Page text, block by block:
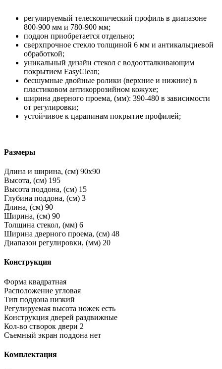
регулируемый телескопический профиль в диапазоне
800-900 мм и 780-900 мм;
поддон приобретается отдельно;
сверхпрочное стекло толщиной 6 мм и антикальциевой
обработкой;
уникальный дизайн стекол с водоотталкивающим
покрытием EasyClean;
бесшумные двойные ролики (верхние и нижние) в
пластиковом антикоррозийном кожухе;
ширина дверного проема, (мм): 390-480 в зависимости
от регулировки;
устойчивое к царапинам покрытие профилей;
Размеры
Длина и ширина, (см) 90x90
Высота, (см) 195
Высота поддона, (см) 15
Глубина поддона, (см) 3
Длина, (см) 90
Ширина, (см) 90
Толщина стекол, (мм) 6
Ширина дверного проема, (см) 48
Диапазон регулировки, (мм) 20
Конструкция
Форма квадратная
Расположение угловая
Тип поддона низкий
Регулируемая высота ножек есть
Конструкция дверей раздвижные
Кол-во створок двери 2
Съемный экран поддона нет
Комплектация